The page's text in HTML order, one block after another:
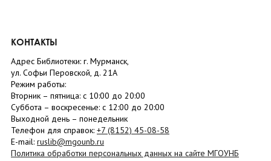
КОНТАКТЫ
Адрес Библиотеки: г. Мурманск,
ул. Софьи Перовской, д. 21А
Режим работы:
Вторник – пятница: с 10:00 до 20:00
Суббота – воскресенье: c 12:00 до 20:00
Выходной день – понедельник
Телефон для справок: +7 (8152) 45-08-58
E-mail: ruslib@mgounb.ru
Политика обработки персональных данных на сайте МГОУНБ